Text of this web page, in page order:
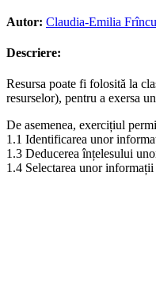
Autor: Claudia-Emilia
Descriere:
Resursa poate fi folosită la
resurselor), pentru a exersa
De asemenea, exercițiul
1.1 Identificarea unor
1.3 Deducerea înțelesului
1.4 Selectarea unor